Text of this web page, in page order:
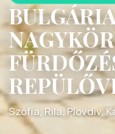
Szófia, Rila, Plovdiv,